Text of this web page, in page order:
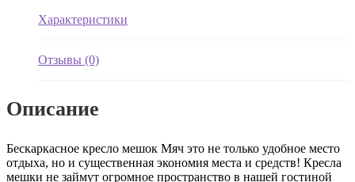
Характеристики
Отзывы (0)
Описание
Бескаркасное кресло мешок Мяч это не только удобное место
отдыха, но и существенная экономия места и средств! Кресла
мешки не займут огромное пространство в нашей гостиной